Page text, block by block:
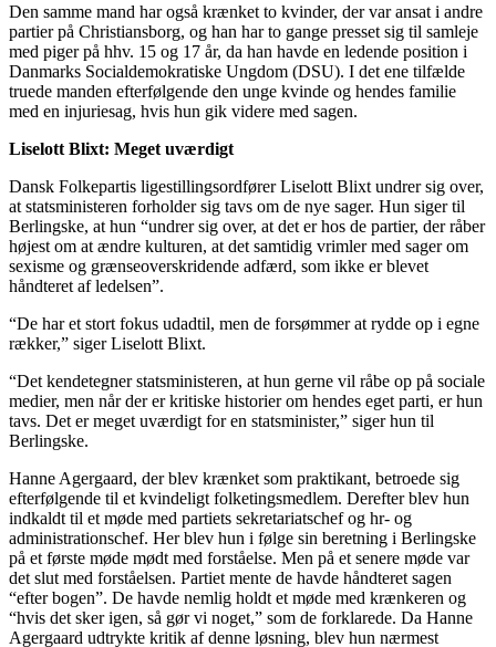
Den samme mand har også krænket to kvinder, der var ansat i andre
partier på Christiansborg, og han har to gange presset sig til samleje
med piger på hhv. 15 og 17 år, da han havde en ledende position i
Danmarks Socialdemokratiske Ungdom (DSU). I det ene tilfælde
truede manden efterfølgende den unge kvinde og hendes familie
med en injuriesag, hvis hun gik videre med sagen.
Liselott Blixt: Meget uværdigt
Dansk Folkepartis ligestillingsordfører Liselott Blixt undrer sig over,
at statsministeren forholder sig tavs om de nye sager. Hun siger til
Berlingske, at hun “undrer sig over, at det er hos de partier, der råber
højest om at ændre kulturen, at det samtidig vrimler med sager om
sexisme og grænseoverskridende adfærd, som ikke er blevet
håndteret af ledelsen”.
“De har et stort fokus udadtil, men de forsømmer at rydde op i egne
rækker,” siger Liselott Blixt.
“Det kendetegner statsministeren, at hun gerne vil råbe op på sociale
medier, men når der er kritiske historier om hendes eget parti, er hun
tavs. Det er meget uværdigt for en statsminister,” siger hun til
Berlingske.
Hanne Agergaard, der blev krænket som praktikant, betroede sig
efterfølgende til et kvindeligt folketingsmedlem. Derefter blev hun
indkaldt til et møde med partiets sekretariatschef og hr- og
administrationschef. Her blev hun i følge sin beretning i Berlingske
på et første møde mødt med forståelse. Men på et senere møde var
det slut med forståelsen. Partiet mente de havde håndteret sagen
“efter bogen”. De havde nemlig holdt et møde med krænkeren og
“hvis det sker igen, så gør vi noget,” som de forklarede. Da Hanne
Agergaard udtrykte kritik af denne løsning, blev hun nærmest